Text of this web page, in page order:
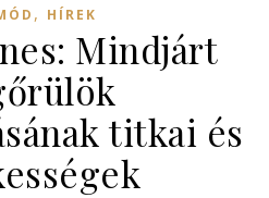
, HÍREK
Mindjárt
titkai és